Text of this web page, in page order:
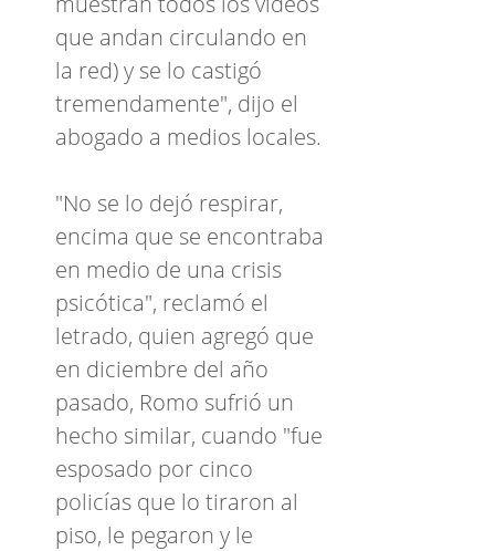
que andan circulando en
la red) y se lo castigó
tremendamente", dijo el
abogado a medios locales.
"No se lo dejó respirar,
encima que se encontraba
en medio de una crisis
psicótica", reclamó el
letrado, quien agregó que
en diciembre del año
pasado, Romo sufrió un
hecho similar, cuando "fue
esposado por cinco
policías que lo tiraron al
piso, le pegaron y le